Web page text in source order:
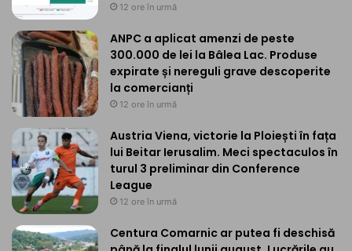
12 ore în urmă
ANPC a aplicat amenzi de peste
300.000 de lei la Bâlea Lac. Produse
expirate și nereguli grave descoperite
la comercianți
12 ore în urmă
Austria Viena, victorie la Ploiești în fața
lui Beitar Ierusalim. Meci spectaculos în
turul 3 preliminar din Conference
League
12 ore în urmă
Centura Comarnic ar putea fi deschisă